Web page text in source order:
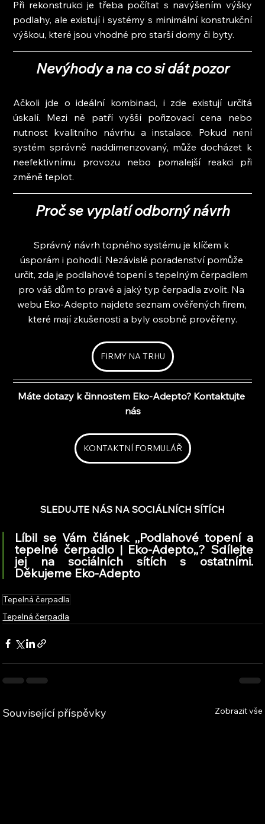
Při rekonstrukci je třeba počítat s navýšením výšky
podlahy, ale existují i systémy s minimální konstrukční
výškou, které jsou vhodné pro starší domy či byty.
Nevýhody a na co si dát pozor
Ačkoli jde o ideální kombinaci, i zde existují určitá
úskalí. Mezi ně patří vyšší pořizovací cena nebo
nutnost kvalitního návrhu a instalace. Pokud není
systém správně naddimenzovaný, může docházet k
neefektivnímu provozu nebo pomalejší reakci při
změně teplot.
Proč se vyplatí odborný návrh
Správný návrh topného systému je klíčem k
úsporám i pohodlí. Nezávislé poradenství pomůže
určit, zda je podlahové topení s tepelným čerpadlem
pro váš dům to pravé a jaký typ čerpadla zvolit. Na
webu Eko-Adepto najdete seznam ověřených firem,
které mají zkušenosti a byly osobně prověřeny.
FIRMY NA TRHU
Máte dotazy k činnostem Eko-Adepto? Kontaktujte
nás
KONTAKTNÍ FORMULÁŘ
SLEDUJTE NÁS NA SOCIÁLNÍCH SÍTÍCH
Líbil se Vám článek ,,Podlahové topení a
tepelné čerpadlo | Eko-Adepto,,? Sdílejte
jej na sociálních sítích s ostatními.
Děkujeme Eko-Adepto
Tepelná čerpadla
Tepelná čerpadla
Související příspěvky Zobrazit vše